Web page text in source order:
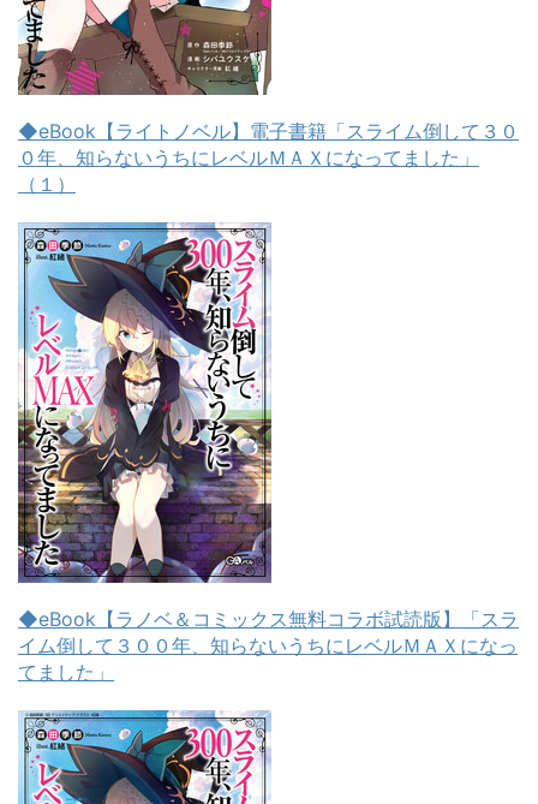
◆eBook【ライトノベル】電子書籍「スライム倒して３０
０年、知らないうちにレベルＭＡＸになってました」
（１）
◆eBook【ラノベ＆コミックス無料コラボ試読版】「スラ
イム倒して３００年、知らないうちにレベルＭＡＸになっ
てました」